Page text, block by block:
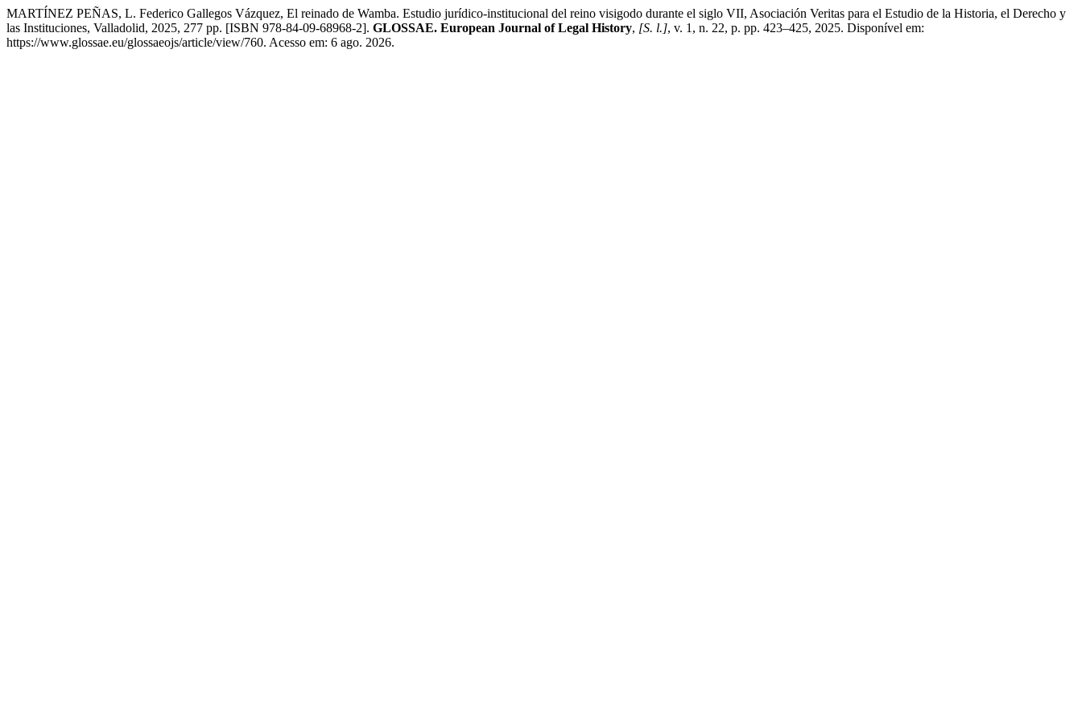
MARTÍNEZ PEÑAS, L. Federico Gallegos Vázquez, El reinado de Wamba. Estudio jurídico-institucional del reino visigodo durante el siglo VII, Asociación Veritas para el Estudio de la Historia, el Derecho y
las Instituciones, Valladolid, 2025, 277 pp. [ISBN 978-84-09-68968-2]. GLOSSAE. European Journal of Legal History, [S. l.], v. 1, n. 22, p. pp. 423–425, 2025. Disponível em:
https://www.glossae.eu/glossaeojs/article/view/760. Acesso em: 6 ago. 2026.